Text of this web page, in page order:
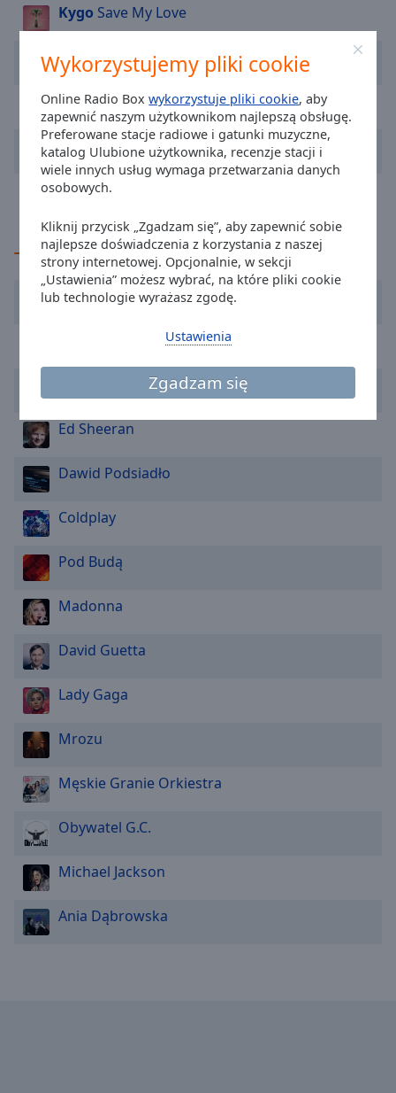
Wykorzystujemy pliki cookie
Online Radio Boxwykorzystuje pliki cookie, aby
zapewnić naszym użytkownikom najlepszą obsługę.
Preferowane stacje radiowe i gatunki muzyczne,
katalog Ulubione użytkownika, recenzje stacji i
wiele innych usług wymaga przetwarzania danych
osobowych.
Kliknij przycisk „Zgadzam się”, aby zapewnić sobie
najlepsze doświadczenia z korzystania z naszej
strony internetowej. Opcjonalnie, w sekcji
„Ustawienia” możesz wybrać, na które pliki cookie
lub technologie wyrażasz zgodę.
Zgadzam się
Ustawienia
cancel
and
window.
Text
Background
Caption
Area
Background
Opacity
Font
Size
Edge
Style
Family
Reset
Close
Modal
Dialog
dialog
window.
Kygo Save My Love
Stick FigureAngels Above Me
Andy DustZokaria
Natalia NykielKokosanki
Alex Warren
TOP Wykonawcy
Lady Pank
Ed Sheeran
Dawid Podsiadło
Coldplay
Pod Budą
Madonna
David Guetta
Lady Gaga
Mrozu
Męskie Granie Orkiestra
Obywatel G.C.
Michael Jackson
Ania Dąbrowska